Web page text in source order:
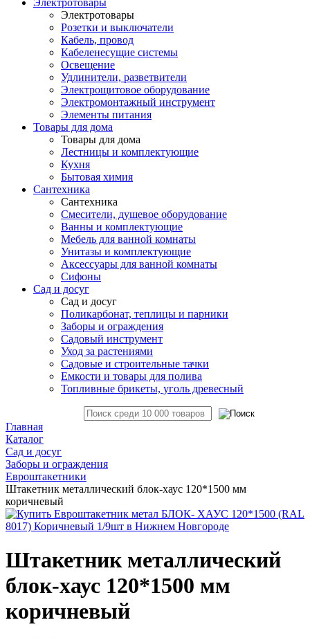
Электротовары
Электротовары
Розетки и выключатели
Кабель, провод
Кабеленесущие системы
Освещение
Удлинители, разветвители
Электрощитовое оборудование
Электромонтажный инструмент
Элементы питания
Товары для дома
Товары для дома
Лестницы и комплектующие
Кухня
Бытовая химия
Сантехника
Сантехника
Смесители, душевое оборудование
Ванны и комплектующие
Мебель для ванной комнаты
Унитазы и комплектующие
Аксессуары для ванной комнаты
Сифоны
Сад и досуг
Сад и досуг
Поликарбонат, теплицы и парники
Заборы и ограждения
Садовый инструмент
Уход за растениями
Садовые и строительные тачки
Емкости и товары для полива
Топливные брикеты, уголь древесный
Главная
Каталог
Сад и досуг
Заборы и ограждения
Евроштакетники
Штакетник металлический блок-хаус 120*1500 мм
коричневый
Штакетник металлический
блок-хаус 120*1500 мм
коричневый